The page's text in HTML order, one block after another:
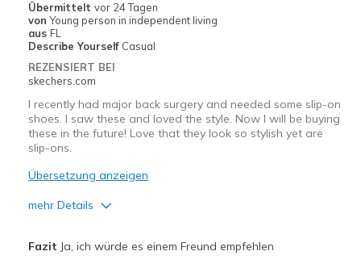
Übermittelt vor 24 Tagen
von Young person in independent living
aus FL
Describe Yourself Casual
REZENSIERT BEI
skechers.com
I recently had major back surgery and needed some slip-on
shoes. I saw these and loved the style. Now I will be buying
these in the future! Love that they look so stylish yet are
slip-ons.
Übersetzung anzeigen
mehr Details
Fazit Ja, ich würde es einem Freund empfehlen